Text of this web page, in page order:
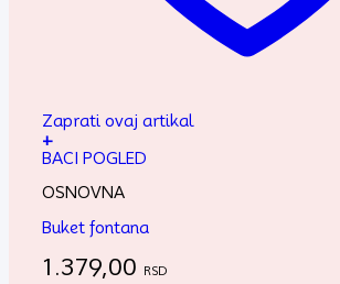
Zaprati ovaj artikal
+
BACI POGLED
OSNOVNA
Buket fontana
1.379,00 RSD